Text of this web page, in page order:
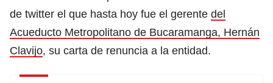
de twitter el que hasta hoy fue el gerente del
Acueducto Metropolitano de Bucaramanga, Hernán
Clavijo, su carta de renuncia a la entidad.